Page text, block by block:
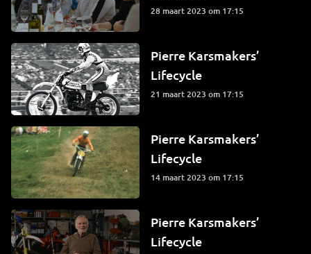
28 maart 2023 om 17:15
Pierre Karsmakers’
Lifecycle
21 maart 2023 om 17:15
Pierre Karsmakers’
Lifecycle
14 maart 2023 om 17:15
Pierre Karsmakers’
Lifecycle